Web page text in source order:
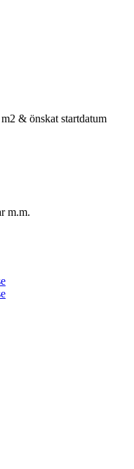
& önskat startdatum
m.m.